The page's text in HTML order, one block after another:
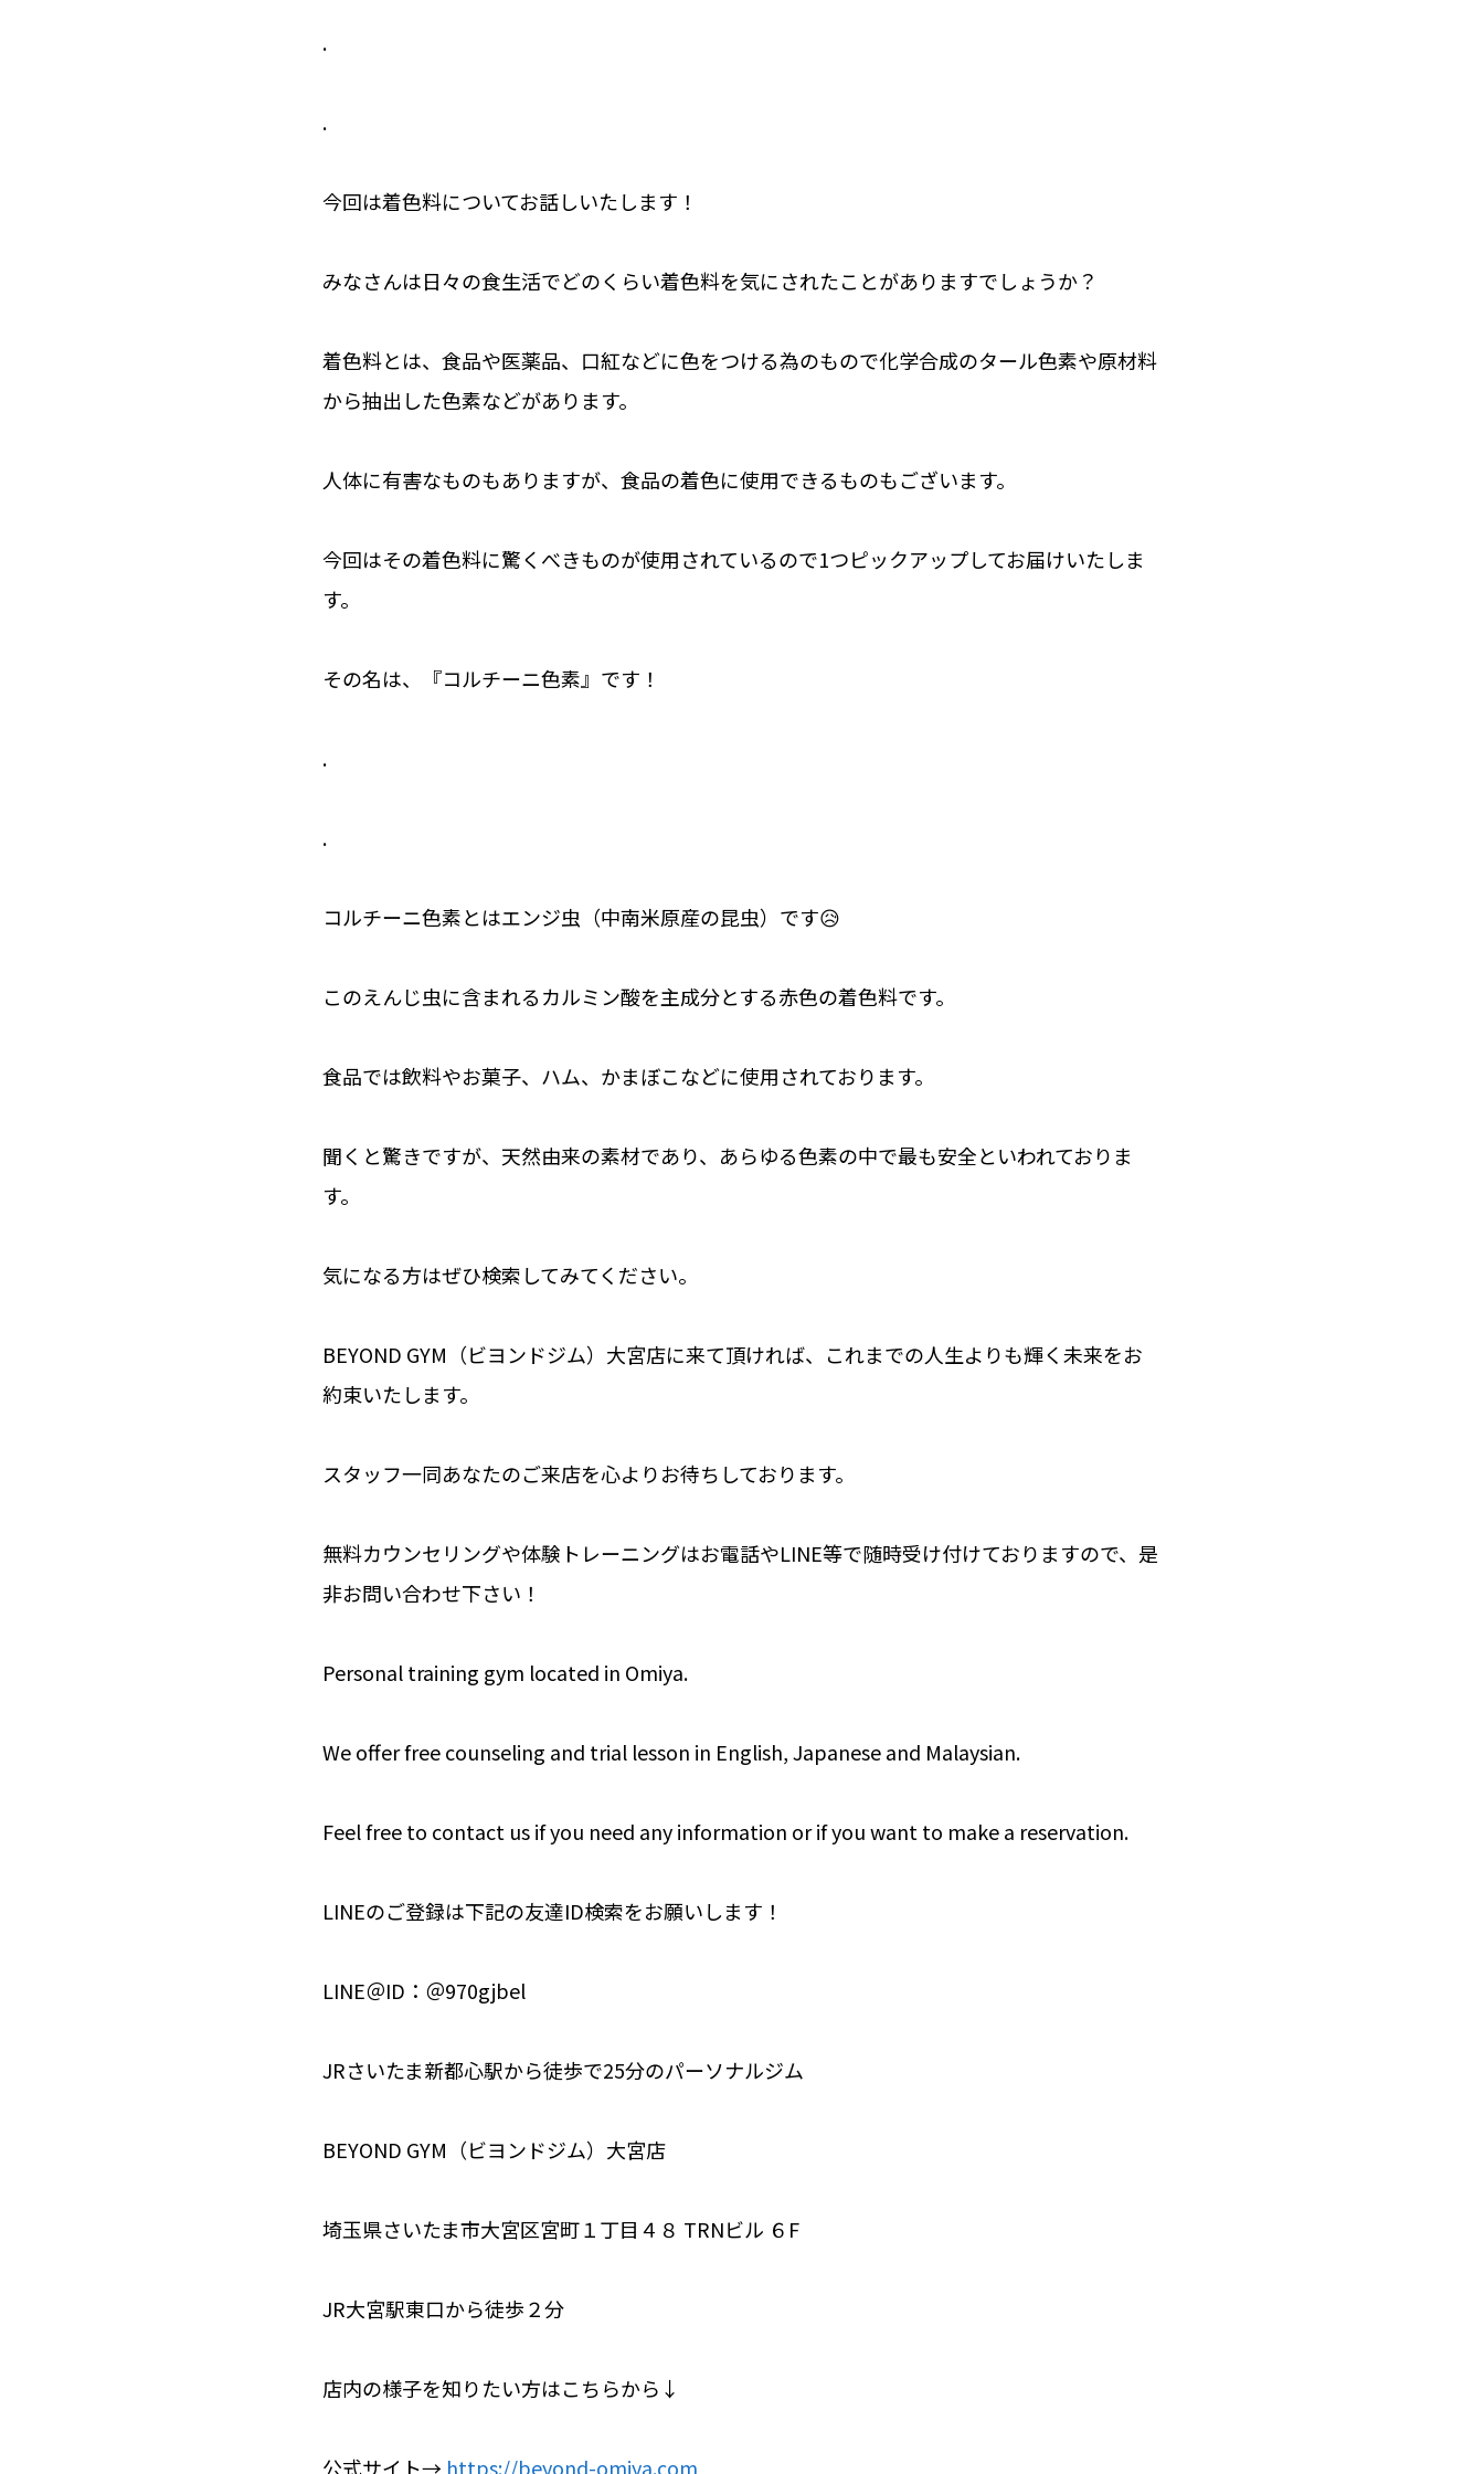
.
.
今回は着色料についてお話しいたします！
みなさんは日々の食生活でどのくらい着色料を気にされたことがありますでしょうか？
着色料とは、食品や医薬品、口紅などに色をつける為のもので化学合成のタール色素や原材料
から抽出した色素などがあります。
人体に有害なものもありますが、食品の着色に使用できるものもございます。
今回はその着色料に驚くべきものが使用されているので1つピックアップしてお届けいたしま
す。
その名は、『コルチーニ色素』です！
.
.
コルチーニ色素とはエンジ虫（中南米原産の昆虫）です😥
このえんじ虫に含まれるカルミン酸を主成分とする赤色の着色料です。
食品では飲料やお菓子、ハム、かまぼこなどに使用されております。
聞くと驚きですが、天然由来の素材であり、あらゆる色素の中で最も安全といわれておりま
す。
気になる方はぜひ検索してみてください。
BEYOND GYM（ビヨンドジム）大宮店に来て頂ければ、これまでの人生よりも輝く未来をお
約束いたします。
スタッフ一同あなたのご来店を心よりお待ちしております。
無料カウンセリングや体験トレーニングはお電話やLINE等で随時受け付けておりますので、是
非お問い合わせ下さい！
Personal training gym located in Omiya.
We offer free counseling and trial lesson in English, Japanese and Malaysian.
Feel free to contact us if you need any information or if you want to make a reservation.
LINEのご登録は下記の友達ID検索をお願いします！
LINE＠ID：＠970gjbel
JRさいたま新都心駅から徒歩で25分のパーソナルジム
BEYOND GYM（ビヨンドジム）大宮店
埼玉県さいたま市大宮区宮町１丁目４８ TRNビル ６F
JR大宮駅東口から徒歩２分
店内の様子を知りたい方はこちらから↓
公式サイト→ https://beyond-omiya.com